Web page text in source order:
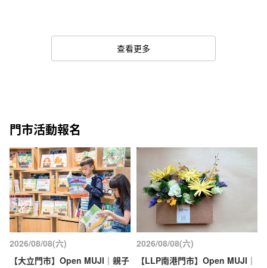
查看更多
門市活動報名
2026/08/08(六)
【大立門市】Open MUJI｜親子
2026/08/08(六)
【LLP南港門市】Open MUJI｜